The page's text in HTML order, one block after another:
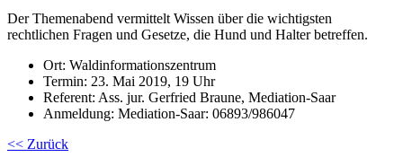
Der Themenabend vermittelt Wissen über die wichtigsten
rechtlichen Fragen und Gesetze, die Hund und Halter betreffen.
Ort: Waldinformationszentrum
Termin: 23. Mai 2019, 19 Uhr
Referent: Ass. jur. Gerfried Braune, Mediation-Saar
Anmeldung: Mediation-Saar: 06893/986047
<< Zurück